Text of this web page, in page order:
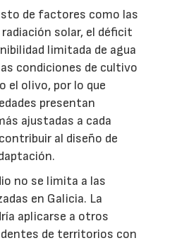
de factores como las
solar, el déficit
limitada de agua
condiciones de cultivo
el olivo, por lo que
presentan
ajustadas a cada
al diseño de
no se limita a las
en Galicia. La
aplicarse a otros
de territorios con